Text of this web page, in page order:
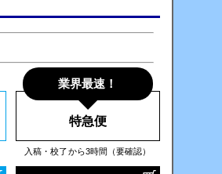
特急便
入稿・校了から3時間（要確認）
業界最速！